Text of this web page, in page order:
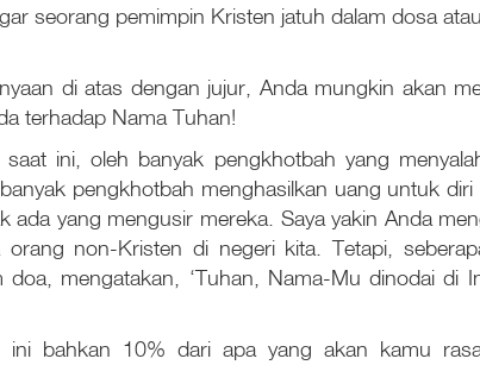
seorang pemimpin Kristen jatuh dalam dosa
di atas dengan jujur, Anda mungkin akan
terhadap Nama Tuhan!
ini, oleh banyak pengkhotbah yang
pengkhotbah menghasilkan uang untuk
ada yang mengusir mereka. Saya yakin Anda
non-Kristen di negeri kita. Tetapi,
mengatakan, ‘Tuhan, Nama-Mu dinodai di
ini bahkan 10% dari apa yang akan kamu